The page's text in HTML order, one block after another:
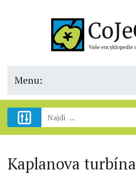
Menu:
Kaplanova turbína